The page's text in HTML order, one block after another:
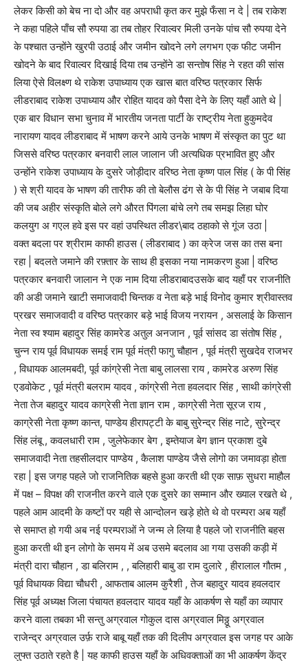
लेकर किसी को बेच ना दो और वह अपराधी कृत कर मुझे फँसा न दे | तब राकेश
ने कहा पहिले पाँच सौ रुपया डा तब तोहर रिवाल्वर मिली उनके पांच सौ रुपया देने
के पश्चात उन्होंने खुरपी उठाई और जमीन खोदने लगे लगभग एक फीट जमीन
खोदने के बाद रिवाल्वर दिखाई दिया तब उन्होंने डा सन्तोष सिंह ने रहत की सांस
लिया ऐसे विलक्ष्ण थे राकेश उपाध्याय एक खास बात वरिष्ठ पत्रकार सिर्फ
लीडराबाद राकेश उपाध्याय और रोहित यादव को पैसा देने के लिए यहाँ आते थे |
एक बार विधान सभा चुनाव में भारतीय जनता पार्टी के राष्ट्रीय नेता हुकुमदेव
नारायण यादव लीडराबाद में भाषण करने आये उनके भाषण में संस्कृत का पुट था
जिससे वरिष्ठ पत्रकार बनवारी लाल जालान जी अत्यधिक प्रभावित हुए और
उन्होंने राकेश उपाध्याय के दुसरे जोड़ीदार वरिष्ठ नेता कृष्ण पाल सिंह ( के पी सिंह
) से श्री यादव के भाषण की तारीफ की तो बेलौस ढंग से के पी सिंह ने जबाब दिया
की जब अहीर संस्कृति बोले लगे औरत पिंगला बांचे लगे तब समझ लिहा घोर
कलयुग अ गएल हवे इस पर वहां उपस्थित लीडर\बाद ठहाको से गूंज उठा |
वक्त बदला पर श्रीराम काफी हाउस ( लीडराबाद ) का क्रेज जस का तस बना
रहा | बदलते जमाने की रफ़्तार के साथ ही इसका नया नामकरण हुआ | वरिष्ठ
पत्रकार बनवारी जालान ने एक नाम दिया लीडराबादउसके बाद यहाँ पर राजनीति
की अडी जमाने खाटी समाजवादी चिन्तक व नेता बड़े भाई विनोद कुमार श्रीवास्तव
प्रखर समाजवादी व वरिष्ठ पत्रकार बड़े भाई विजय नरायन , असलाई के किसान
नेता स्व श्याम बहादुर सिंह कामरेड अतुल अनजान , पूर्व सांसद डा संतोष सिंह ,
चुन्न राय पूर्व विधायक समई राम पूर्व मंत्री फागु चौहान , पूर्व मंत्री सुखदेव राजभर
, विधायक आलमबदी, पूर्व कांग्रेसी नेता बाबु लालसा राय , कामरेड अरुण सिंह
एडवोकेट , पूर्व मंत्री बलराम यादव , कांग्रेसी नेता हवलदार सिंह , साथी कांग्रेसी
नेता तेज बहादुर यादव काग्रेसी नेता ज्ञान राम , काग्रेसी नेता सूरज राय ,
काग्रेसी नेता कृष्ण कान्त, पाण्डेय हीरापट्टी के बाबु सुरेन्द्र सिंह नाटे, सुरेन्द्र
सिंह लंबू , कवलधारी राम , जुलेफेकार बेग , इम्तेयाज बेग ज्ञान प्रकाश दुबे
समाजवादी नेता तहसीलदार पाण्डेय , कैलाश पाण्डेय जैसे लोगो का जमावड़ा होता
रहा | इस जगह पहले जो राजनितिक बहसे हुआ करती थी एक साफ़ सुधरा माहौल
में पक्ष – विपक्ष की राजनीत करने वाले एक दुसरे का सम्मान और ख्याल रखते थे ,
पहले आम आदमी के कष्टों पर यही से आन्दोलन खड़े होते थे वो परम्परा अब यहाँ
से समाप्त हो गयी अब नई परम्पराओं ने जन्म ले लिया है पहले जो राजनीति बहस
हुआ करती थी इन लोगो के समय में अब उसमे बदलाव आ गया उसकी कड़ी में
मंत्री दारा चौहान , डा बलिराम , , बलिहारी बाबु डा राम दुलारे , हीरालाल गौतम ,
पूर्व विधायक विद्या चौधरी , आफताब आलम कुरैशी , तेज बहादुर यादव हवलदार
सिंह पूर्व अध्यक्ष जिला पंचायत हवलदार यादव यहाँ के आकर्षण से यहाँ का व्यापार
करने वाला तबका भी सन्तु अग्रवाल गोकुल दास अग्रवाल मिठ्ठू अग्रवाल
राजेन्द्र अग्रवाल उर्फ़ राजे बाबू यहाँ तक की दिलीप अग्रवाल इस जगह पर आके
लुफ्त उठाते रहते है | यह काफी हाउस यहाँ के अधिवक्ताओं का भी आकर्षण केंद्र